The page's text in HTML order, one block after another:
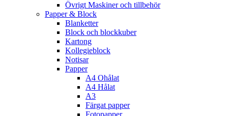
Övrigt Maskiner och tillbehör
Papper & Block
Blanketter
Block och blockkuber
Kartong
Kollegieblock
Notisar
Papper
A4 Ohålat
A4 Hålat
A3
Färgat papper
Fotopapper